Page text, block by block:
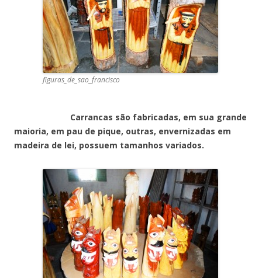
figuras_de_sao_francisco
Carrancas são fabricadas, em sua grande
maioria, em pau de pique, outras, envernizadas em
madeira de lei, possuem tamanhos variados.